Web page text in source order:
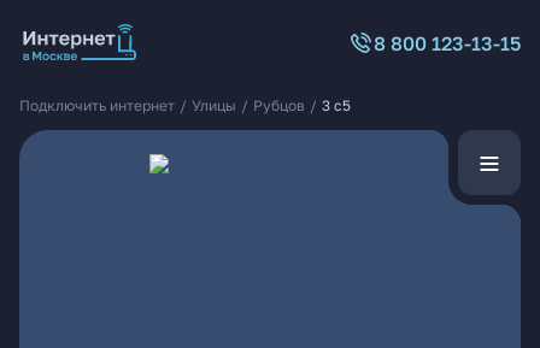
8 800 123-13-15
Подключить интернет / Улицы / Рубцов / 3 с5